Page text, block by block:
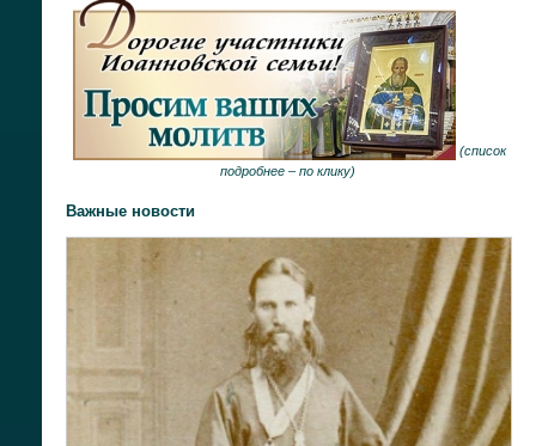
(список
подробнее – по клику)
Важные новости